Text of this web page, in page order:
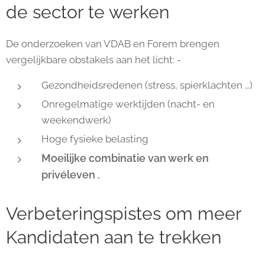
de sector te werken
De onderzoeken van VDAB en Forem brengen
vergelijkbare obstakels aan het licht: -
Gezondheidsredenen (stress, spierklachten …)
Onregelmatige werktijden (nacht- en
weekendwerk)
Hoge fysieke belasting
Moeilijke combinatie van werk en
privéleven .
Verbeteringspistes om meer
Kandidaten aan te trekken